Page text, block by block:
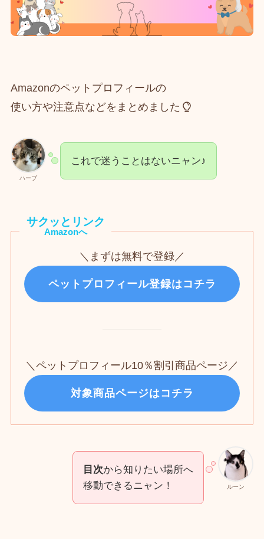
Amazonのペットプロフィールの
使い方や注意点などをまとめました
ハーブ
これで迷うことはないニャン♪
サクッとリンク
Amazonへ
＼まずは無料で登録／
ペットプロフィール登録はコチラ
＼ペットプロフィール10％割引商品ページ／
対象商品ページはコチラ
ルーン
目次から知りたい場所へ
移動できるニャン！